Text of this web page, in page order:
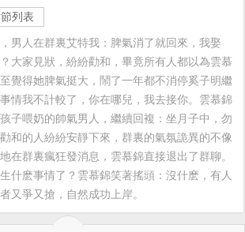
列表
男人在群裏艾特我：脾氣消了就回來，我娶
大家見狀，紛紛勸和，畢竟所有人都以為雲慕
覺得她脾氣挺大，鬧了一年都不消停奚子明繼
情我不計較了，你在哪兒，我去接你。雲慕錦
子喂奶的帥氣男人，繼續回複：坐月子中，勿
和的人紛紛安靜下來，群裏的氣氛詭異的不像
在群裏瘋狂發消息，雲慕錦直接退出了群聊。
什麽事情了？雲慕錦笑著搖頭：沒什麽，有人
又爭又搶，自然成功上岸。